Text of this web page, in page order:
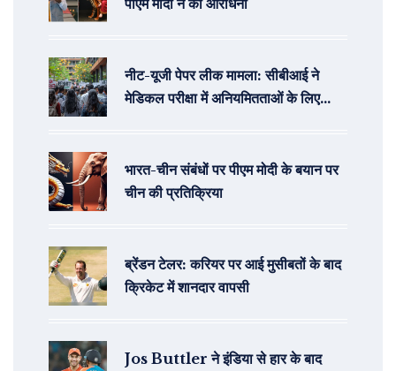
नीट-यूजी पेपर लीक मामला: सीबीआई ने
मेडिकल परीक्षा में अनियमितताओं के लिए
भारत-चीन संबंधों पर पीएम मोदी के बयान पर
चीन की प्रतिक्रिया
ब्रेंडन टेलर: करियर पर आई मुसीबतों के बाद
क्रिकेट में शानदार वापसी
Jos Buttler ने इंडिया से हार के बाद